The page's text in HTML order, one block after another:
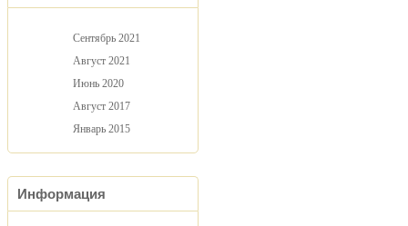
Сентябрь 2021
Август 2021
Июнь 2020
Август 2017
Январь 2015
Информация